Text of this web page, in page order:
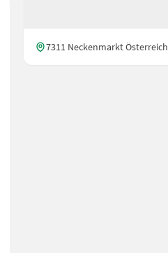
7311 Neckenmarkt Österreich